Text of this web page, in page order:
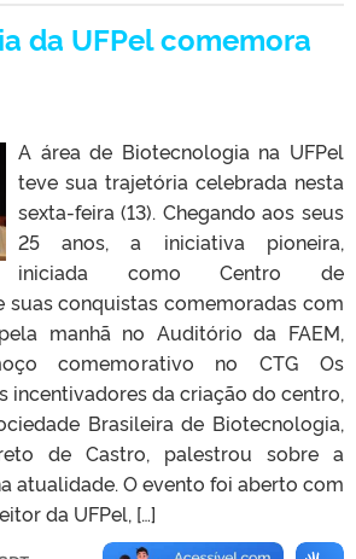
da UFPel comemora
A área de Biotecnologia na UFPel
teve sua trajetória celebrada nesta
sexta-feira (13). Chegando aos seus
25 anos, a iniciativa pioneira,
iniciada como Centro de
suas conquistas comemoradas com
manhã no Auditório da FAEM,
comemorativo no CTG Os
incentivadores da criação do centro,
Brasileira de Biotecnologia,
de Castro, palestrou sobre a
atualidade. O evento foi aberto com
da UFPel, […]